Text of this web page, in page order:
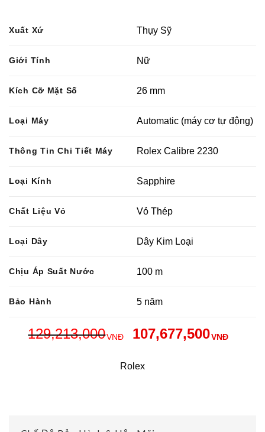
Xuất Xứ Thụy Sỹ
Giới Tính Nữ
Kích Cỡ Mặt Số 26 mm
Loại Máy Automatic (máy cơ tự động)
Thông Tin Chi Tiết Máy Rolex Calibre 2230
Loại Kính Sapphire
Chất Liệu Vỏ Vỏ Thép
Loại Dây Dây Kim Loại
Chịu Áp Suất Nước 100 m
Bảo Hành 5 năm
129,213,000VNĐ 107,677,500VNĐ
Rolex